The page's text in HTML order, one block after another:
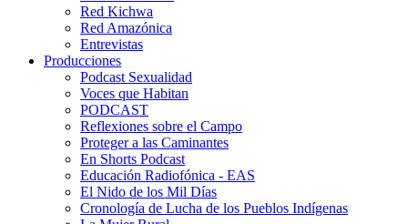
Red Kichwa
Red Amazónica
Entrevistas
Producciones
Podcast Sexualidad
Voces que Habitan
PODCAST
Reflexiones sobre el Campo
Proteger a las Caminantes
En Shorts Podcast
Educación Radiofónica - EAS
El Nido de los Mil Días
Cronología de Lucha de los Pueblos Indígenas